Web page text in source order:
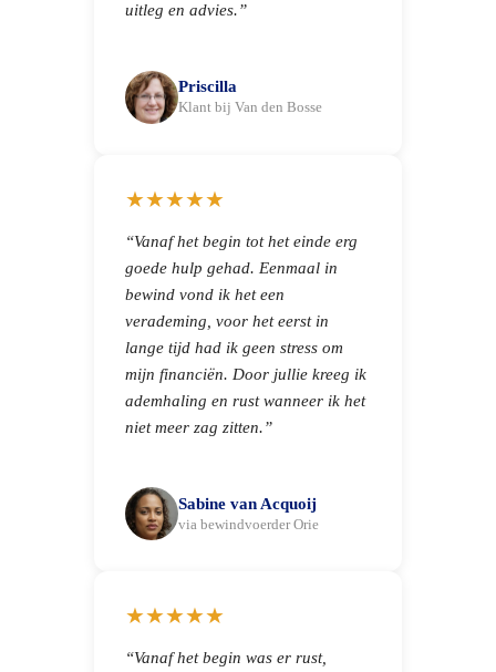
uitleg en advies.”
Priscilla
Klant bij Van den Bosse
★★★★★
“Vanaf het begin tot het einde erg
goede hulp gehad. Eenmaal in
bewind vond ik het een
verademing, voor het eerst in
lange tijd had ik geen stress om
mijn financiën. Door jullie kreeg ik
ademhaling en rust wanneer ik het
niet meer zag zitten.”
Sabine van Acquoij
via bewindvoerder Orie
★★★★★
“Vanaf het begin was er rust,